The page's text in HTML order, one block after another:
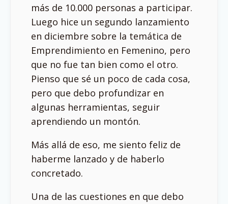
más de 10.000 personas a participar.
Luego hice un segundo lanzamiento
en diciembre sobre la temática de
Emprendimiento en Femenino, pero
que no fue tan bien como el otro.
Pienso que sé un poco de cada cosa,
pero que debo profundizar en
algunas herramientas, seguir
aprendiendo un montón.
Más allá de eso, me siento feliz de
haberme lanzado y de haberlo
concretado.
Una de las cuestiones en que debo